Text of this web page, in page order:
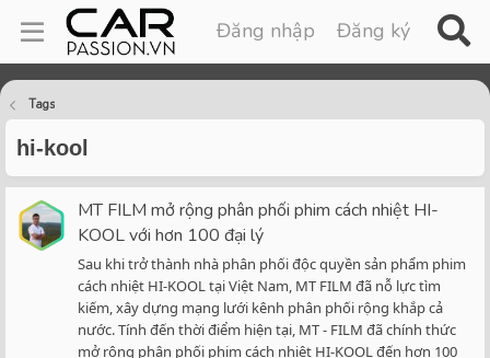
Đăng nhập Đăng ký
Tags
hi-kool
MT FILM mở rộng phân phối phim cách nhiệt HI-
KOOL với hơn 100 đại lý
Sau khi trở thành nhà phân phối độc quyền sản phẩm phim
cách nhiệt HI-KOOL tại Việt Nam, MT FILM đã nỗ lực tìm
kiếm, xây dựng mạng lưới kênh phân phối rộng khắp cả
nước. Tính đến thời điểm hiện tại, MT - FILM đã chính thức
mở rộng phân phối phim cách nhiệt HI-KOOL đến hơn 100